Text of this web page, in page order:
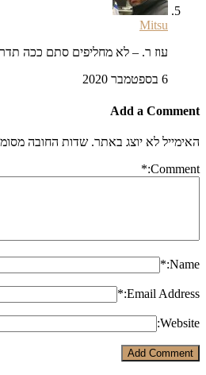
Mitsu
עוז ר. – לא מחליפים סתם ככה תדרים.
Add a
לא יוצג באתר. שדות החובה מסומנים*
*
*
Email
*